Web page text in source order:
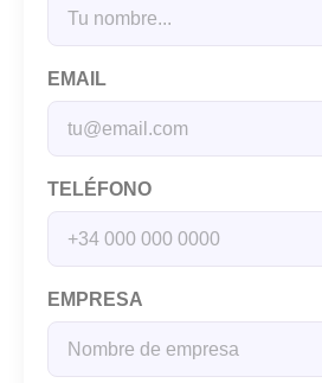
EMAIL
TELÉFONO
EMPRESA